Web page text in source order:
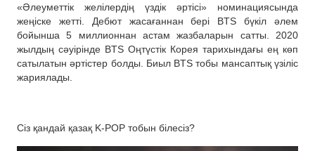
«Әлеуметтік желілердің үздік әртісі» номинациясында
жеңіске жетті. Дебют жасағаннан бері BTS бүкіл әлем
бойынша 5 миллионнан астам жазбаларын сатты. 2020
жылдың сәуірінде BTS Оңтүстік Корея тарихындағы ең көп
сатылатын әртістер болды. Биыл BTS тобы мансаптық үзіліс
жариялады.
Сіз қандай қазақ K-POP тобын білесіз?